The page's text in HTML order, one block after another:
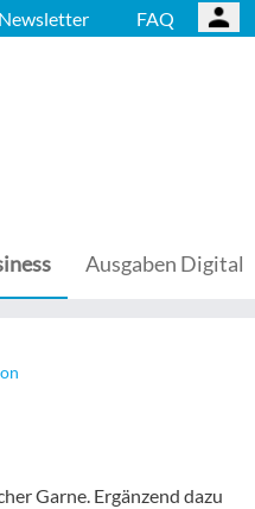
Newsletter FAQ
Ausgaben Digital
Garne. Ergänzend dazu